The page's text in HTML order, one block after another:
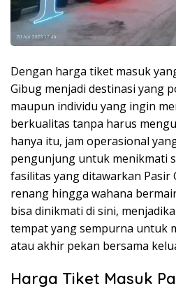
Dengan harga tiket masuk
Gibug menjadi destinasi yang
maupun individu yang ingin
berkualitas tanpa harus
hanya itu, jam operasional
pengunjung untuk menikmati
fasilitas yang ditawarkan Pasir
renang hingga wahana
bisa dinikmati di sini,
tempat yang sempurna untuk
atau akhir pekan bersama
Harga Tiket Masuk